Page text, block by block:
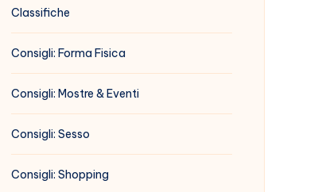
Classifiche
Consigli: Forma Fisica
Consigli: Mostre & Eventi
Consigli: Sesso
Consigli: Shopping